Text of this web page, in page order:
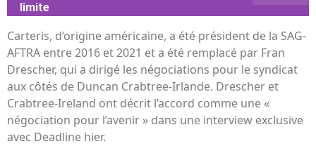
limite
Carteris, d’origine américaine, a été président de la SAG-
AFTRA entre 2016 et 2021 et a été remplacé par Fran
Drescher, qui a dirigé les négociations pour le syndicat
aux côtés de Duncan Crabtree-Irlande. Drescher et
Crabtree-Ireland ont décrit l’accord comme une «
négociation pour l’avenir » dans une interview exclusive
avec Deadline hier.